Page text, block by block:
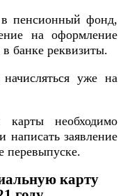
в пенсионный фонд,
на оформление
банке реквизиты.
уже на
карты необходимо
написать заявление
перевыпуске.
карту